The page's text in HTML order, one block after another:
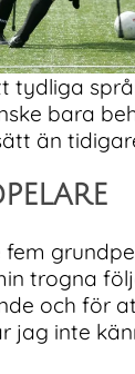
tydliga
bara
än
trogna
och för
jag inte